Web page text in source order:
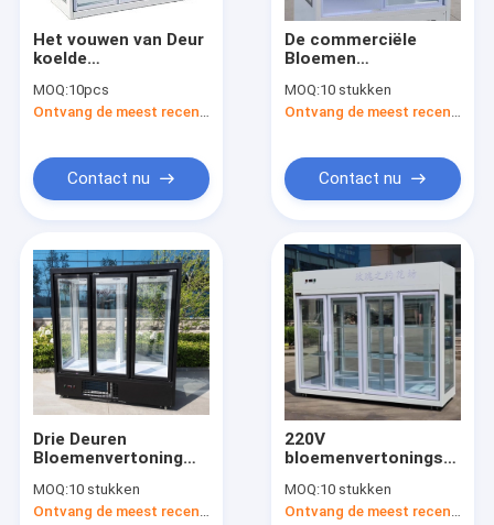
Het vouwen van Deur
koelde
Luchtkoelingsce
MOQ:10pcs
Contact nu
De commerciële
Bloemen
Vertoningskoeler
ontdooit R600a
MOQ:10 stukken
Contact nu
Drie Deuren
Bloemenvertoning
Luchtkoelings 2 tot 8
Graad
MOQ:10 stukken
220V
bloemenvertoningskoeler
Deuren Aangemaakt
Glas
MOQ:10 stukken